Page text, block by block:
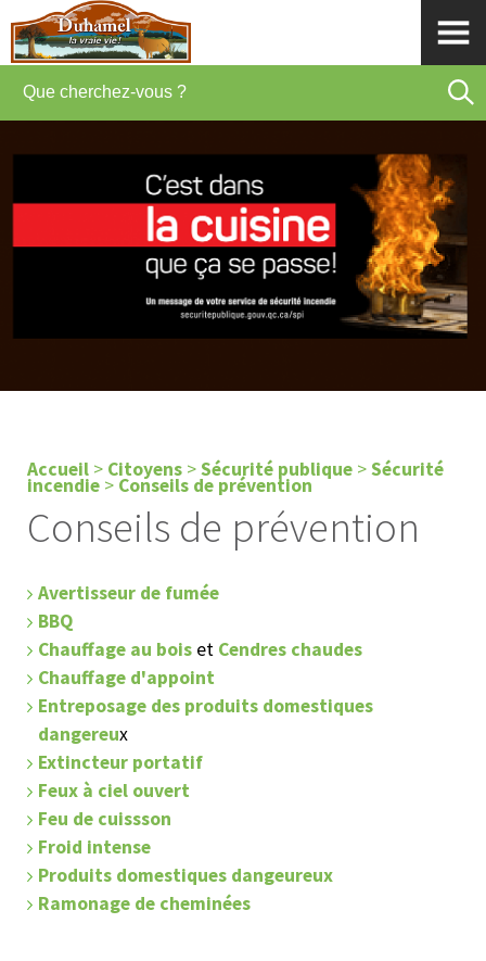
Accueil > Citoyens >Sécurité publique >Sécurité
incendie > Conseils de prévention
Conseils de prévention
Avertisseur de fumée
BBQ
Chauffage au bois et Cendres chaudes
Chauffage d'appoint
Entreposage des produits domestiques
dangereux
Extincteur portatif
Feux à ciel ouvert
Feu de cuissson
Froid intense
Produits domestiques dangeureux
Ramonage de cheminées